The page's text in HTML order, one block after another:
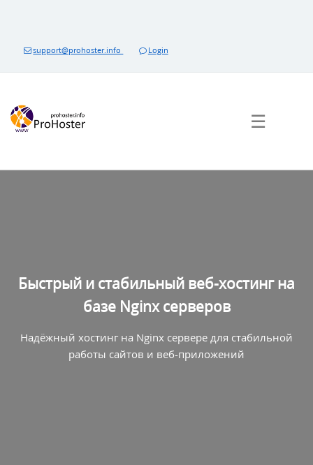
support@prohoster.info Login
☰
Быстрый и стабильный веб-хостинг на
базе Nginx серверов
Надёжный хостинг на Nginx сервере для стабильной
работы сайтов и веб-приложений